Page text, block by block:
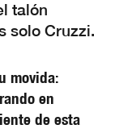
talón
solo Cruzzi.
movida:
en
de esta